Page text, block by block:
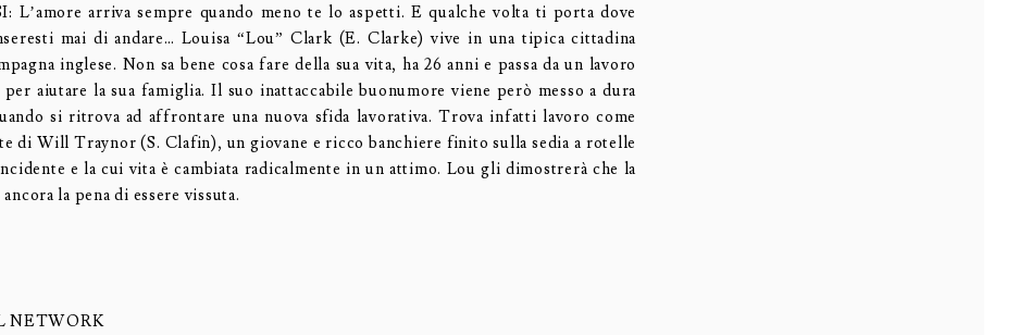
L’amore arriva sempre quando meno te lo aspetti. E qualche volta ti porta dove
mai di andare… Louisa “Lou” Clark (E. Clarke) vive in una tipica cittadina
inglese. Non sa bene cosa fare della sua vita, ha 26 anni e passa da un lavoro
per aiutare la sua famiglia. Il suo inattaccabile buonumore viene però messo a dura
si ritrova ad affrontare una nuova sfida lavorativa. Trova infatti lavoro come
di Will Traynor (S. Clafin), un giovane e ricco banchiere finito sulla sedia a rotelle
e la cui vita è cambiata radicalmente in un attimo. Lou gli dimostrerà che la
la pena di essere vissuta.
NETWORK